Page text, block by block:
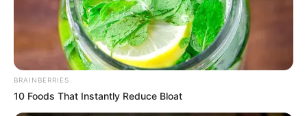
dtac Lucky Number
BRAINBERRIES
10 Foods That Instantly Reduce Bloat